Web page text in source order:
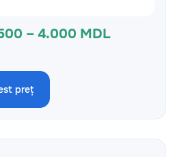
– 4.000 MDL
preț